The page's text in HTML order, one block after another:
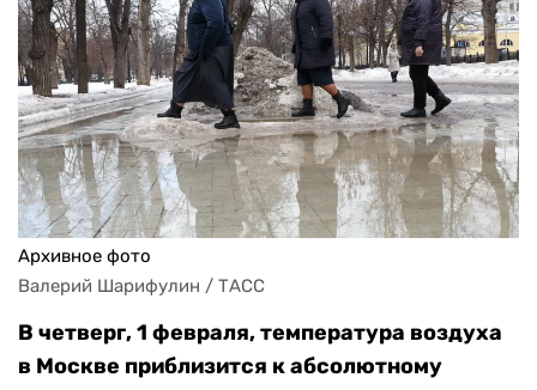
Архивное фото
Валерий Шарифулин / ТАСС
В четверг, 1 февраля, температура воздуха
в Москве приблизится к абсолютному